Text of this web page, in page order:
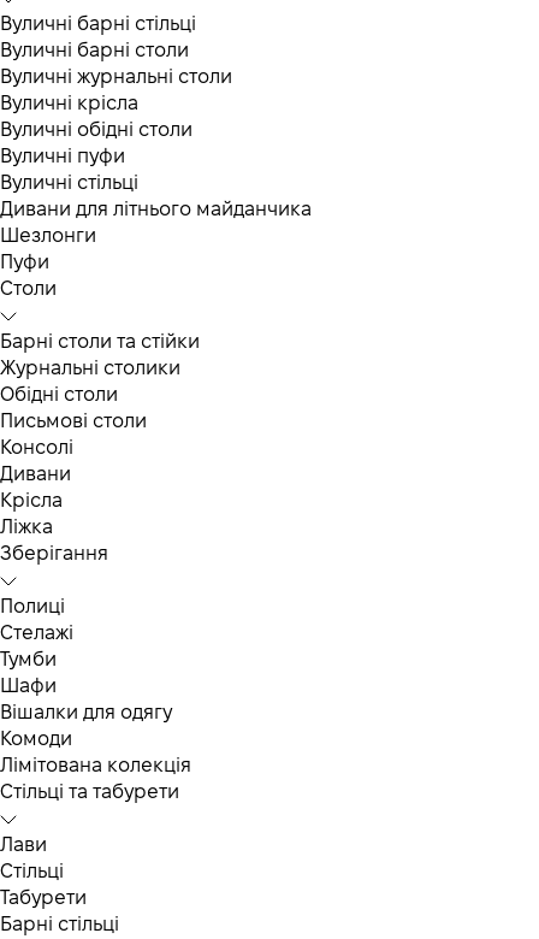
Вуличні барні стільці
Вуличні барні столи
Вуличні журнальні столи
Вуличні крісла
Вуличні обідні столи
Вуличні пуфи
Вуличні стільці
Дивани для літнього майданчика
Шезлонги
Пуфи
Столи
Барні столи та стійки
Журнальні столики
Обідні столи
Письмові столи
Консолі
Дивани
Крісла
Ліжка
Зберігання
Полиці
Стелажі
Тумби
Шафи
Вішалки для одягу
Комоди
Лімітована колекція
Стільці та табурети
Лави
Стільці
Табурети
Барні стільці